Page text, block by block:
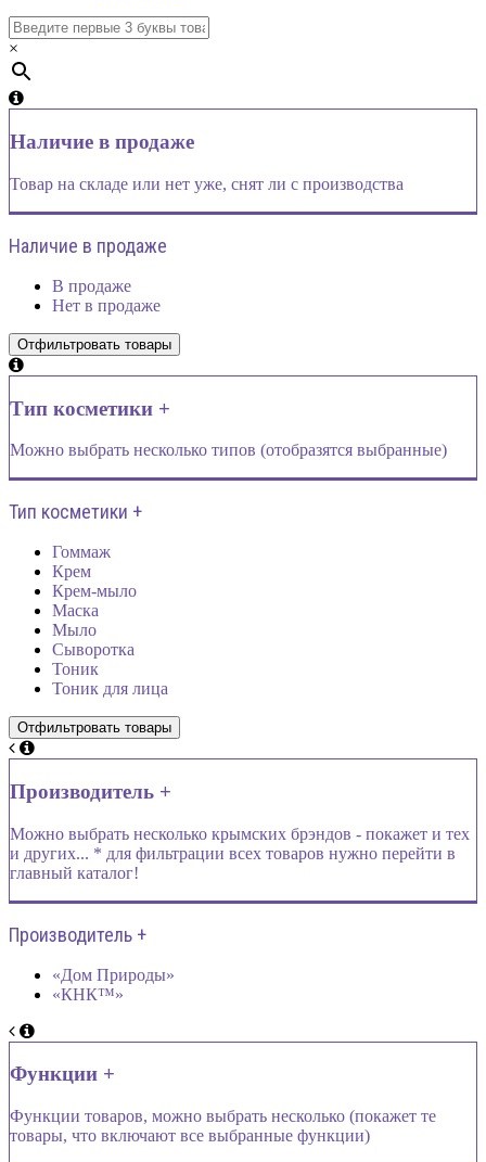
×
Наличие в продаже
Товар на складе или нет уже, снят ли с производства
Наличие в продаже
В продаже
Нет в продаже
Тип косметики +
Можно выбрать несколько типов (отобразятся выбранные)
Тип косметики +
Гоммаж
Крем
Крем-мыло
Маска
Мыло
Сыворотка
Тоник
Тоник для лица
Производитель +
Можно выбрать несколько крымских брэндов - покажет и тех
и других... * для фильтрации всех товаров нужно перейти в
главный каталог!
Производитель +
«Дом Природы»
«КНК™»
Функции +
Функции товаров, можно выбрать несколько (покажет те
товары, что включают все выбранные функции)